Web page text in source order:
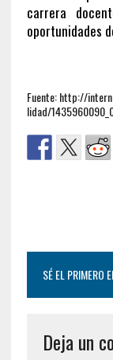
carrera
oportunidades
Fuente: http://
lidad/
SÉ EL PRIMERO
Deja un